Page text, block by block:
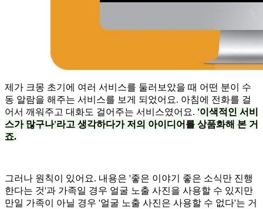
제가 크몽 초기에 여러 서비스를 둘러보았을 때 어떤 분이 수
동 알람을 해주는 서비스를 보게 되었어요. 아침에 전화를 걸
어서 깨워주고 대화도 걸어주는 서비스였어요. '이색적인 서비
스가 많구나'라고 생각하다가 저의 아이디어를 상품화해 본 거
죠.
그러나 원칙이 있어요. 내용은 '좋은 이야기 좋은 소식만 진행
한다는 것'과 가족일 경우 얼굴 노출 사진을 사용할 수 있지만
만일 가족이 아닐 경우 '얼굴 노출 사진은 사용할 수 없다'는 거